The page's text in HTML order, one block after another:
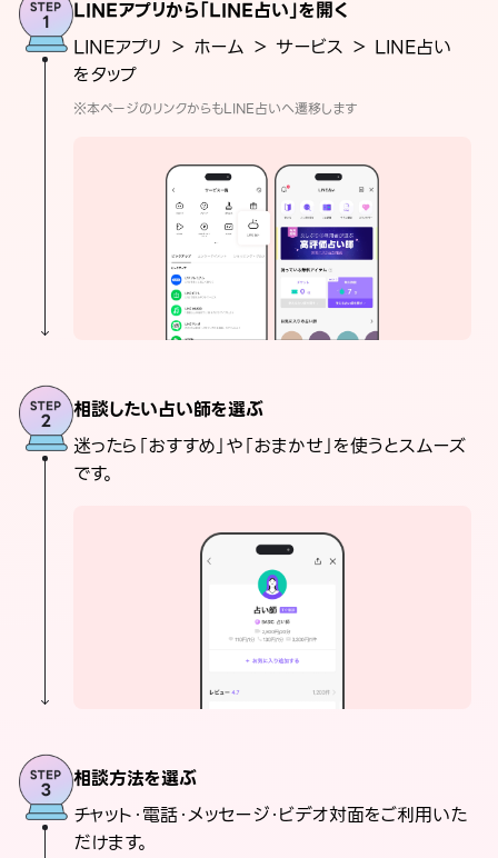
LINEアプリから「LINE占い」を開く
LINEアプリ ＞ ホーム ＞ サービス ＞ LINE占い
をタップ
※本ページのリンクからもLINE占いへ遷移します
相談したい占い師を選ぶ
迷ったら「おすすめ」や「おまかせ」を使うとスムーズ
です。
相談方法を選ぶ
チャット・電話・メッセージ・ビデオ対面をご利用いた
だけます。